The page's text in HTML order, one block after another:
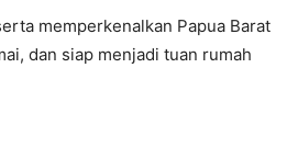
memperkenalkan Papua Barat
dan siap menjadi tuan rumah